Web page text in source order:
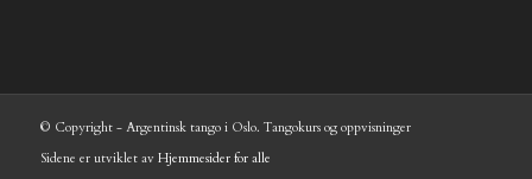
© Copyright - Argentinsk tango i Oslo. Tangokurs og oppvisninger
Sidene er utviklet av Hjemmesider for alle